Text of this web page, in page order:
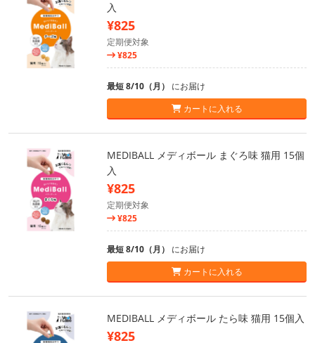
入
¥825
定期便対象
¥825
最短 8/10（月） にお届け
カートに入れる
MEDIBALL メディボール まぐろ味 猫用 15個
入
¥825
定期便対象
¥825
最短 8/10（月） にお届け
カートに入れる
MEDIBALL メディボール たら味 猫用 15個入
¥825